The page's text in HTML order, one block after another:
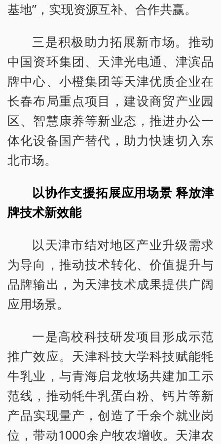
基地”，实现资源互补、合作共赢。
三是积极助力拓展新市场。推动
中国资环集团、天津光电通、津滨品
牌中心、小橙集团等天津优质企业在
长春布局重点项目，建设商贸产业园
区、智慧康养等新业态，推进办公一
体化设备国产替代，助力快速切入东
北市场。
以协作支援拓展应用场景 释放津
牌技术新效能
以天津市结对地区产业升级需求
为导向，推动技术转化、价值提升与
品牌输出，为天津技术成果提供广阔
应用场景。
一是高校科技研发项目形成示范
推广效应。天津科技大学科技赋能牦
牛乳业，与青海启龙牧场共建加工示
范线，推动牦牛乳蛋白粉、钙片等新
产品实现量产，创造了千余个就业岗
位，带动1000余户牧农增收。天津农